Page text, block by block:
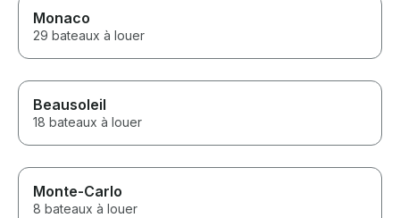
Monaco
29 bateaux à louer
Beausoleil
18 bateaux à louer
Monte-Carlo
8 bateaux à louer